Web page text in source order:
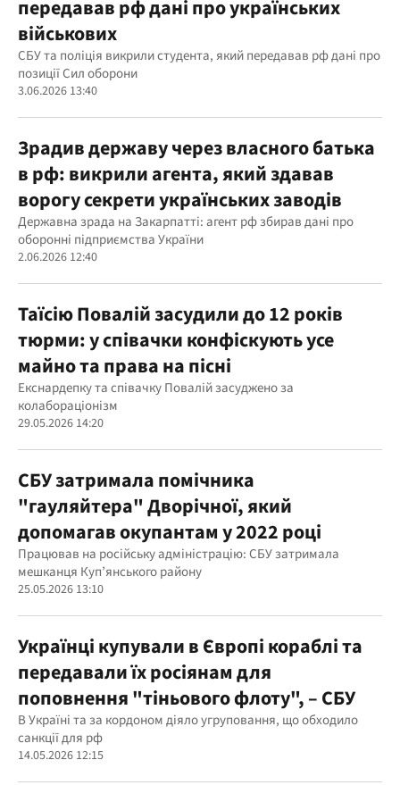
передавав рф дані про українських
військових
СБУ та поліція викрили студента, який передавав рф дані про
позиції Сил оборони
3.06.2026 13:40
Зрадив державу через власного батька
в рф: викрили агента, який здавав
ворогу секрети українських заводів
Державна зрада на Закарпатті: агент рф збирав дані про
оборонні підприємства України
2.06.2026 12:40
Таїсію Повалій засудили до 12 років
тюрми: у співачки конфіскують усе
майно та права на пісні
Екснардепку та співачку Повалій засуджено за
колабораціонізм
29.05.2026 14:20
СБУ затримала помічника
"гауляйтера" Дворічної, який
допомагав окупантам у 2022 році
Працював на російську адміністрацію: СБУ затримала
мешканця Куп’янського району
25.05.2026 13:10
Українці купували в Європі кораблі та
передавали їх росіянам для
поповнення "тіньового флоту", – СБУ
В Україні та за кордоном діяло угруповання, що обходило
санкції для рф
14.05.2026 12:15